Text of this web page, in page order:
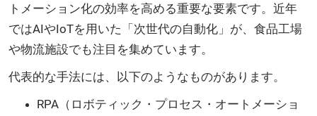
トメーション化の効率を高める重要な要素です。近年
ではAIやIoTを用いた「次世代の自動化」が、食品工場
や物流施設でも注目を集めています。
代表的な手法には、以下のようなものがあります。
RPA（ロボティック・プロセス・オートメーショ